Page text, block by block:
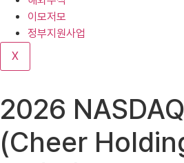
기
이모저모
정부지원사업
X
2026
(Cheer